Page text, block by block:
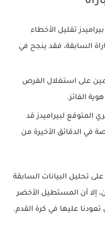
تقليل الأخطاء
السابقة، فقد ينجح في
على استغلال الفرص
الفائز.
المتوقع لبيراميدز قد
في الدقائق الأخيرة من
تحليل البيانات السابقة
إلا أن المستطيل الأخضر
عليها في كرة القدم.